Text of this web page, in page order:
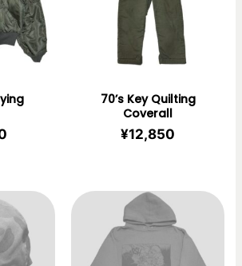
70’s Key Quilting
Coverall
¥12,850